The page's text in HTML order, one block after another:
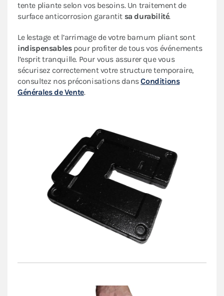
tente pliante selon vos besoins. Un traitement de
surface anticorrosion garantit sa durabilité.
Le lestage et l’arrimage de votre barnum pliant sont
indispensablespour profiter de tous vos événements
l’esprit tranquille. Pour vous assurer que vous
sécurisez correctement votre structure temporaire,
consultez nos préconisations dansConditions
Générales de Vente.